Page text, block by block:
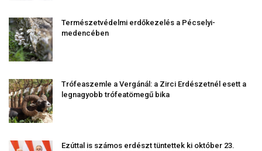
Természetvédelmi erdőkezelés a Pécselyi-
medencében
Trófeaszemle a Vergánál: a Zirci Erdészetnél esett a
legnagyobb trófeatömegű bika
Ezúttal is számos erdészt tüntettek ki október 23.